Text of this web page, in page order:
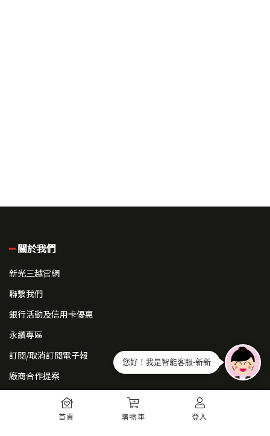
關於我們
新光三越官網
聯繫我們
銀行活動及信用卡優惠
永續專區
訂閱/取消訂閱電子報
廠商合作提案
首頁 購物車 登入
您好！我是智能客服-新新